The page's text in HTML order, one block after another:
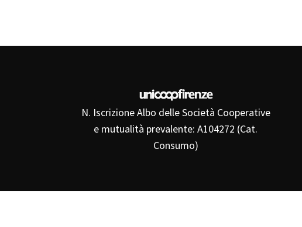
N. Iscrizione Albo delle Società Cooperative
e mutualità prevalente: A104272 (Cat.
Consumo)